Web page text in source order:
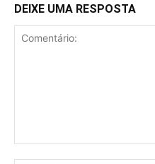
DEIXE UMA RESPOSTA